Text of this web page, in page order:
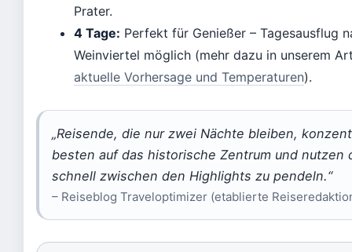
Prater.
4 Tage: Perfekt für Genießer – Tagesausflug
Weinviertel möglich (mehr dazu in unserem
aktuelle Vorhersage und Temperaturen).
„Reisende, die nur zwei Nächte bleiben,
besten auf das historische Zentrum und nutzen
schnell zwischen den Highlights zu pendeln.“
– Reiseblog Traveloptimizer (etablierte